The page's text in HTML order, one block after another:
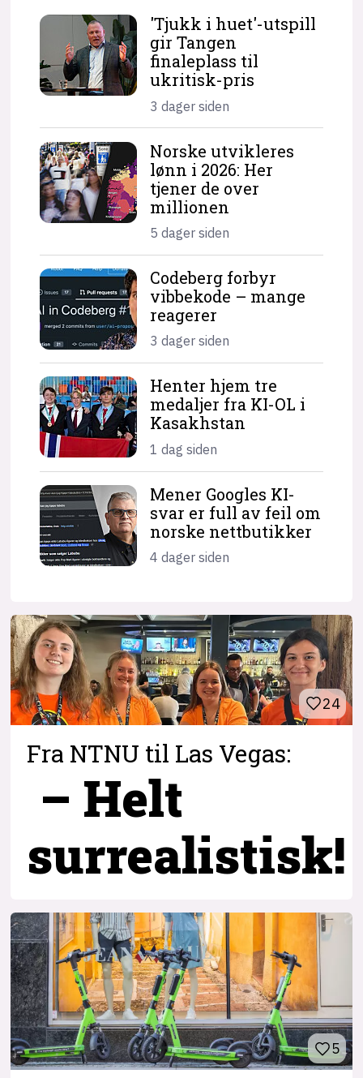
'Tjukk i huet'-utspill
gir Tangen
finaleplass til
ukritisk-pris
3 dager siden
Norske utvikleres
lønn i 2026: Her
tjener de over
millionen
5 dager siden
Codeberg forbyr
vibbekode – mange
reagerer
3 dager siden
Henter hjem tre
medaljer fra KI-OL i
Kasakhstan
1 dag siden
Mener Googles KI-
svar er full av feil om
norske nettbutikker
4 dager siden
24
Fra NTNU til Las Vegas:
– Helt
surrealistisk!
5